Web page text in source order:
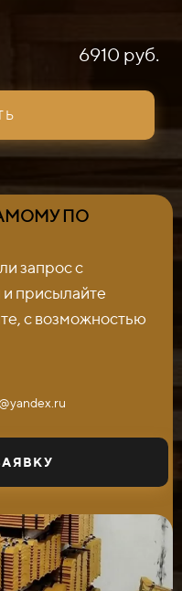
6910 руб.
ПО
запрос с
присылайте
с возможностью